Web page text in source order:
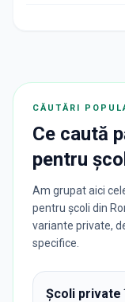
CĂUTĂRI
Ce caută
pentru
Am grupat aici
pentru școli din
variante private,
specifice.
Școli private